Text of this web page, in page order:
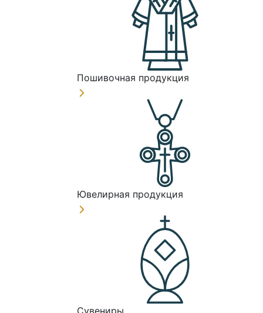
Пошивочная продукция
Ювелирная продукция
Сувениры